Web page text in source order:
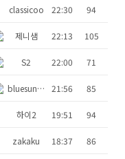
classicoo 22:30 94
제니샘 22:13 105
S2 22:00 71
bluesunny 21:56 85
하이2 19:51 94
zakaku 18:37 86